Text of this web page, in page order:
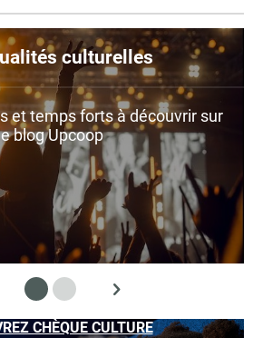
culturelles
et temps forts à découvrir sur
blog Upcoop
CHÈQUE CULTURE